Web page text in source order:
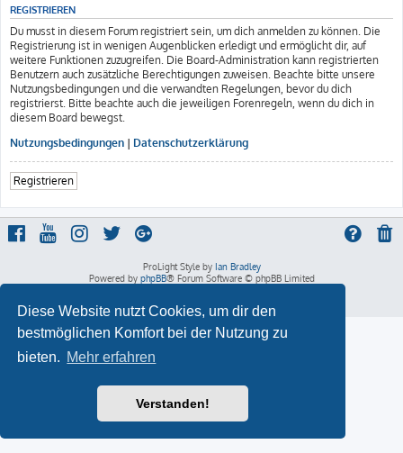
Diese Website nutzt Cookies, um dir den
bestmöglichen Komfort bei der Nutzung zu
bieten. Mehr erfahren
Verstanden!
REGISTRIEREN
Du musst in diesem Forum registriert sein, um dich anmelden zu können. Die
Registrierung ist in wenigen Augenblicken erledigt und ermöglicht dir, auf
weitere Funktionen zuzugreifen. Die Board-Administration kann registrierten
Benutzern auch zusätzliche Berechtigungen zuweisen. Beachte bitte unsere
Nutzungsbedingungen und die verwandten Regelungen, bevor du dich
registrierst. Bitte beachte auch die jeweiligen Forenregeln, wenn du dich in
diesem Board bewegst.
Nutzungsbedingungen | Datenschutzerklärung
Registrieren
ProLight Style by Ian Bradley
Powered by phpBB® Forum Software © phpBB Limited